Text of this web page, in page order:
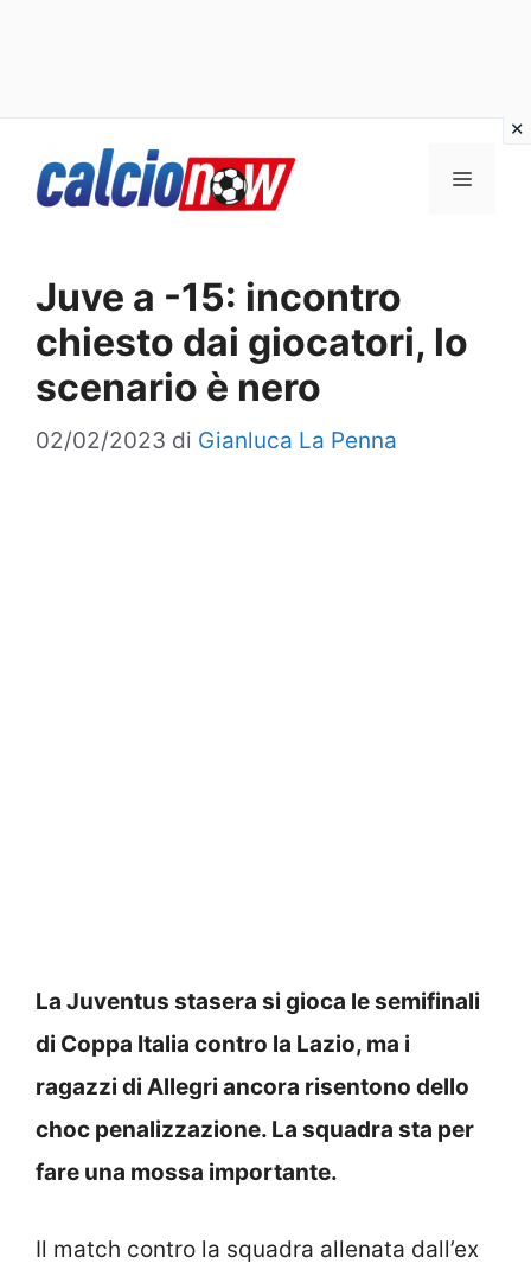
Menu
Juve a -15: incontro
chiesto dai giocatori, lo
scenario è nero
02/02/2023 di Gianluca La Penna
La Juventus stasera si gioca le semifinali
di Coppa Italia contro la Lazio, ma i
ragazzi di Allegri ancora risentono dello
choc penalizzazione. La squadra sta per
fare una mossa importante.
Il match contro la squadra allenata dall’ex